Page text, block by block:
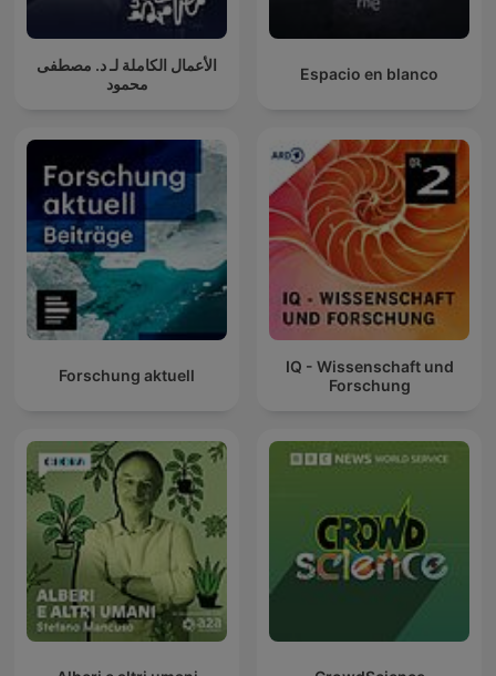
الأعمال الكاملة لـ د. مصطفى
محمود
Espacio en blanco
Forschung aktuell
IQ - Wissenschaft und
Forschung